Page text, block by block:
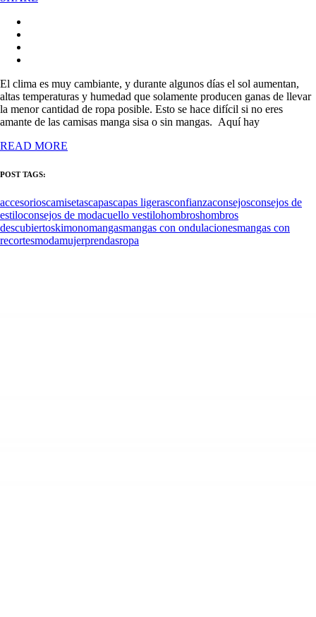
El clima es muy cambiante, y durante algunos días el sol aumentan,
altas temperaturas y humedad que solamente producen ganas de llevar
la menor cantidad de ropa posible. Esto se hace difícil si no eres
amante de las camisas manga sisa o sin mangas. Aquí hay
READ MORE
POST TAGS:
accesorioscamisetascapascapas ligerasconfianzaconsejosconsejos de
estiloconsejos de modacuello vestilohombroshombros
descubiertoskimonomangasmangas con ondulacionesmangas con
recortesmodamujerprendasropa